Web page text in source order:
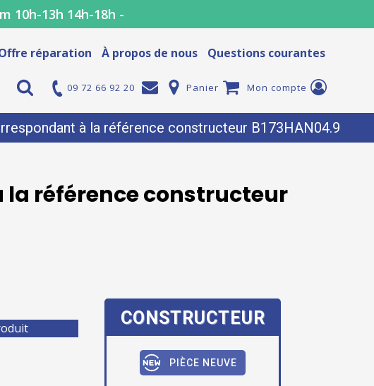
10h-13h 14h-18h -
réparation À propos de nous Questions courantes
09 72 66 92 20 Panier Mon compte
à la référence constructeur B173HAN04.9
la référence constructeur
CONSTRUCTEUR
PIÈCE NEUVE